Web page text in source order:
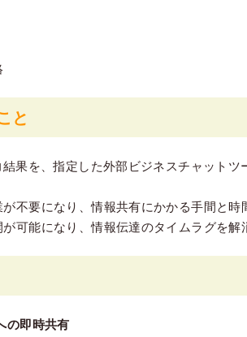
と
果を、指定した外部ビジネスチャットツ
不要になり、情報共有にかかる手間と時
可能になり、情報伝達のタイムラグを解
の即時共有